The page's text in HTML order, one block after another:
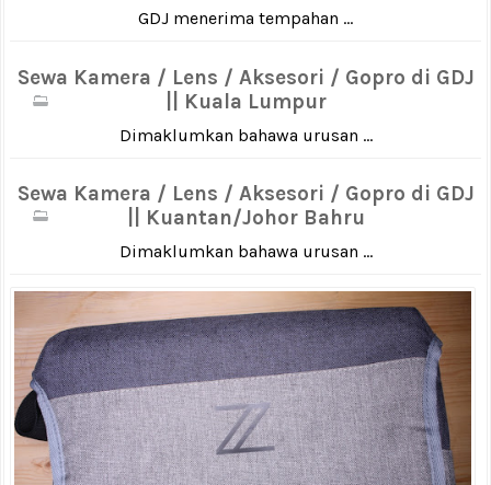
GDJ menerima tempahan ...
Sewa Kamera / Lens / Aksesori / Gopro di GDJ
|| Kuala Lumpur
Dimaklumkan bahawa urusan ...
Sewa Kamera / Lens / Aksesori / Gopro di GDJ
|| Kuantan/Johor Bahru
Dimaklumkan bahawa urusan ...